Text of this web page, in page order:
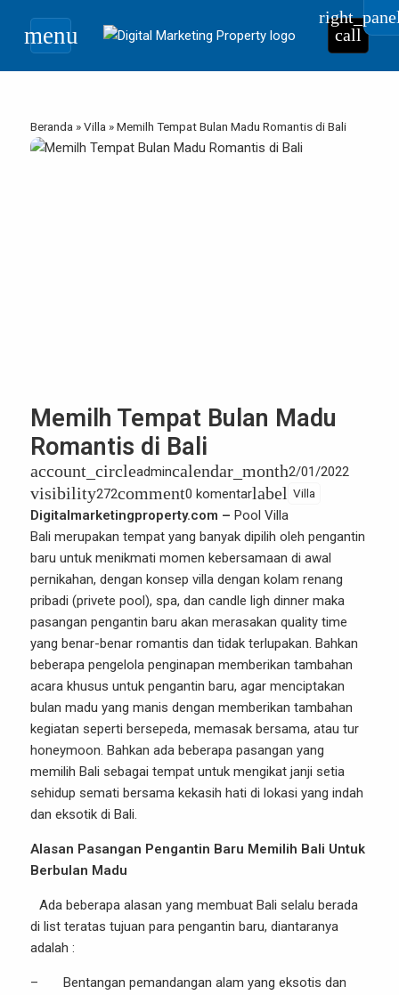
menu call
Beranda »Villa »Memilh Tempat Bulan Madu Romantis di Bali
Memilh Tempat Bulan Madu
Romantis di Bali
account_circleadmincalendar_month2/01/2022
visibility272comment0 komentarlabel Villa
Digitalmarketingproperty.com – Pool Villa
Bali merupakan tempat yang banyak dipilih oleh pengantin
baru untuk menikmati momen kebersamaan di awal
pernikahan, dengan konsep villa dengan kolam renang
pribadi (privete pool), spa, dan candle ligh dinner maka
pasangan pengantin baru akan merasakan quality time
yang benar-benar romantis dan tidak terlupakan. Bahkan
beberapa pengelola penginapan memberikan tambahan
acara khusus untuk pengantin baru, agar menciptakan
bulan madu yang manis dengan memberikan tambahan
kegiatan seperti bersepeda, memasak bersama, atau tur
honeymoon. Bahkan ada beberapa pasangan yang
memilih Bali sebagai tempat untuk mengikat janji setia
sehidup semati bersama kekasih hati di lokasi yang indah
dan eksotik di Bali.
Alasan Pasangan Pengantin Baru Memilih Bali Untuk
Berbulan Madu
Ada beberapa alasan yang membuat Bali selalu berada
di list teratas tujuan para pengantin baru, diantaranya
adalah :
– Bentangan pemandangan alam yang eksotis dan